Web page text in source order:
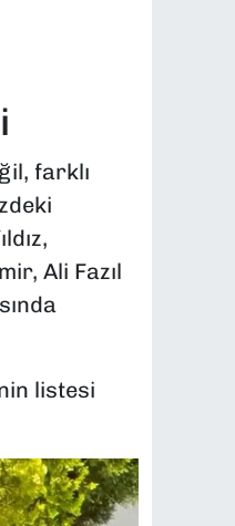
farklı
Ali Fazıl
listesi